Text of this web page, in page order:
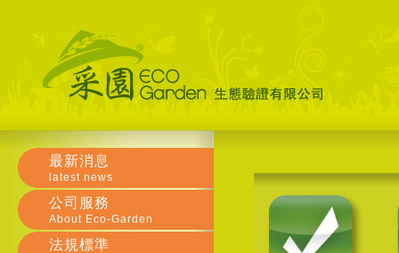
最新消息
latest news
公司服務
About Eco-Garden
法規標準